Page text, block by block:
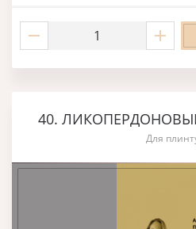
40.
Для